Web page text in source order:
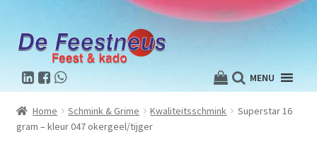
MENU
Home Schmink & Grime Kwaliteitsschmink
Superstar 16
gram – kleur 047 okergeel/tijger